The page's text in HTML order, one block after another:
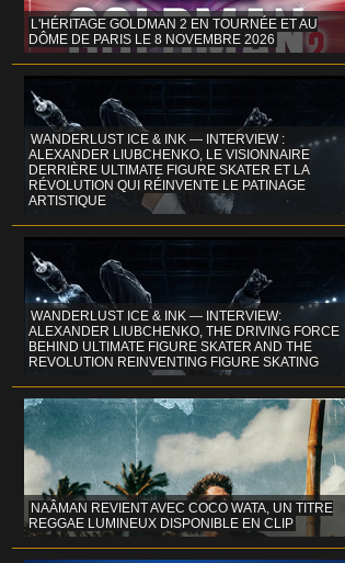
L'HÉRITAGE GOLDMAN 2 EN TOURNÉE ET AU
DÔME DE PARIS LE 8 NOVEMBRE 2026
WANDERLUST ICE & INK — INTERVIEW :
ALEXANDER LIUBCHENKO, LE VISIONNAIRE
DERRIÈRE ULTIMATE FIGURE SKATER ET LA
RÉVOLUTION QUI RÉINVENTE LE PATINAGE
ARTISTIQUE
WANDERLUST ICE & INK — INTERVIEW:
ALEXANDER LIUBCHENKO, THE DRIVING FORCE
BEHIND ULTIMATE FIGURE SKATER AND THE
REVOLUTION REINVENTING FIGURE SKATING
NAÂMAN REVIENT AVEC COCO WATA, UN TITRE
REGGAE LUMINEUX DISPONIBLE EN CLIP